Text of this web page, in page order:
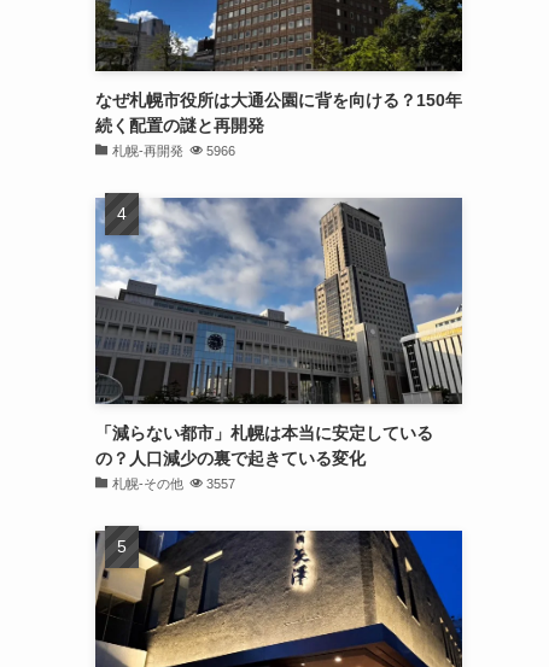
なぜ札幌市役所は大通公園に背を向ける？150年
続く配置の謎と再開発
札幌-再開発 5966
「減らない都市」札幌は本当に安定している
の？人口減少の裏で起きている変化
札幌-その他 3557